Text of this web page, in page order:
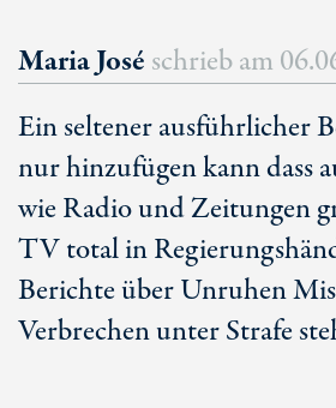
Maria José schrieb am
Ein seltener ausführlicher
nur hinzufügen kann dass
wie Radio und Zeitungen
TV total in
Berichte über Unruhen
Verbrechen unter Strafe